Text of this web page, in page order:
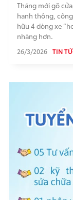
Tháng mới gõ
hanh thông,
hữu 4 dòng xe
nhàng hơn.
26/3/2026 TIN